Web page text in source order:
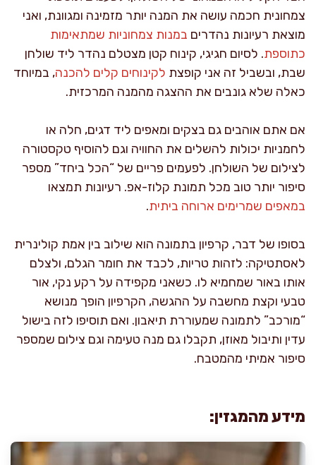
צמחונית חכמה עושה את המנה יותר מזמינה ומגוונת, ואני
מוצאת רעיונות נהדרים במנות צמחוניות שמתאימות
כתוספת. לסיום חגיגי, קינוח קטן מצטלם נהדר ליד שולחן
שבת, ובשביל זה אני קופצת לקינוחים קלים להכנה, במיוחד
כאלה שלא גונבים את ההצגה מהמנה המרכזית.
אם אתם אוהבים גם בצקים ומאפים ליד דגים, חלה או
לחמניות יכולות להשלים את החוויה וגם להוסיף טקסטורה
לצילום של השולחן. לפעמים פריים של “הכל ביחד” מספר
סיפור יותר טוב מכל תמונת קלוז-אפ. רעיונות תמצאו
במאפים שמרימים ארוחה ביתית.
בסופו של דבר, קרפיון בתמונה הוא שילוב בין אמת קולינרית
לאסתטיקה: לזהות טריות, לכבד את חומר הגלם, ולצלם
אותו באור שמחמיא לו. כשאני מקפידה על רקע נקי, אור
טבעי וקצת מחשבה על ההגשה, הקרפיון הופך מנושא
“מורכב” לתמונה שמעוררת תיאבון. ואם תוסיפו לזה בישול
עדין ותיבול מאוזן, תקבלו גם מנה טעימה וגם צילום שמספר
סיפור אמיתי מהמטבח.
מידע מהמגזין: